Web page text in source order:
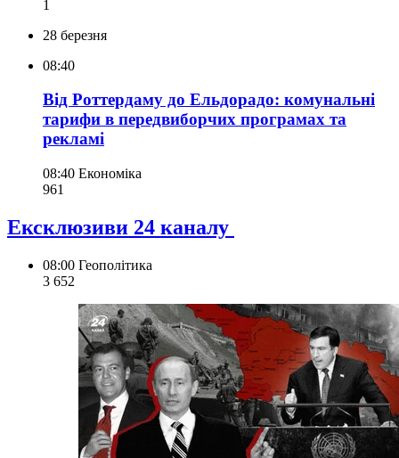
1
28 березня
08:40
Від Роттердаму до Ельдорадо: комунальні
тарифи в передвиборчих програмах та
рекламі
08:40 Економіка
961
Ексклюзиви 24 каналу
08:00 Геополітика
3 652